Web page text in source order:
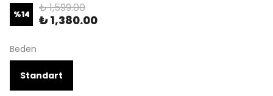
%14 ₺ 1,599.00
₺ 1,380.00
Beden
Standart